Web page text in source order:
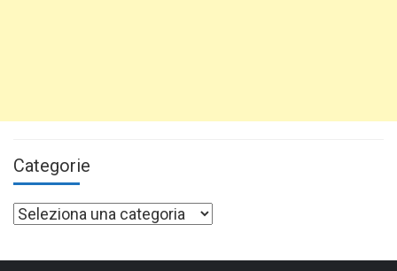
Categorie
Categorie